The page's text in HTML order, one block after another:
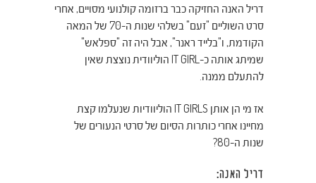
דריל האנה החזיקה כבר ברזומה קולנועי מסויים, אחרי
סרט השוליים "זעם" בשלהי שנות ה-70 של המאה
הקודמת, ו"בלייד ראנר", אבל היה זה "ספלאש"
שמיתג אותה כ-IT GIRL הוליוודית נוצצת שאין
להתעלם ממנה.
אז מי הן אותן IT GIRLS הוליוודיות שנעלמו קצת
מחיינו אחרי כותרות הסיום של סרטי הנעורים של
שנות ה-80?
דריל האנה: